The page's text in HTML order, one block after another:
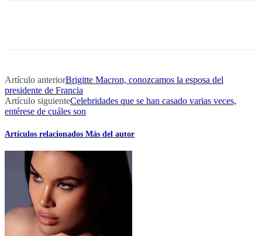
Artículo anteriorBrigitte Macron, conozcamos la esposa del
presidente de Francia
Artículo siguienteCelebridades que se han casado varias veces,
entérese de cuáles son
Artículos relacionados Más del autor